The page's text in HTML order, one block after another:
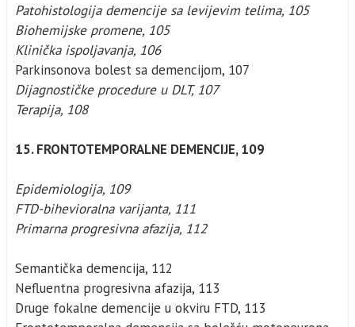
Patohistologija demencije sa levijevim telima, 105
Biohemijske promene, 105
Klinička ispoljavanja, 106
Parkinsonova bolest sa demencijom, 107
Dijagnostičke procedure u DLT, 107
Terapija, 108
15. FRONTOTEMPORALNE DEMENCIJE, 109
Epidemiologija, 109
FTD-bihevioralna varijanta, 111
Primarna progresivna afazija, 112
Semantička demencija, 112
Nefluentna progresivna afazija, 113
Druge fokalne demencije u okviru FTD, 113